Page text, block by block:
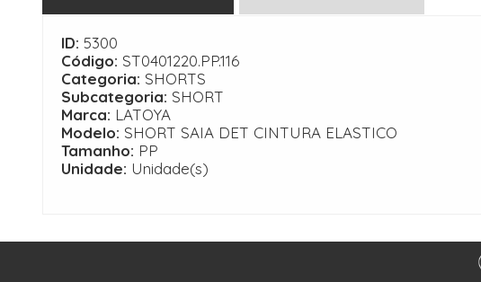
ID: 5300
Código: ST0401220.PP.116
Categoria: SHORTS
Subcategoria: SHORT
Marca: LATOYA
Modelo: SHORT SAIA DET CINTURA ELASTICO
Tamanho: PP
Unidade: Unidade(s)